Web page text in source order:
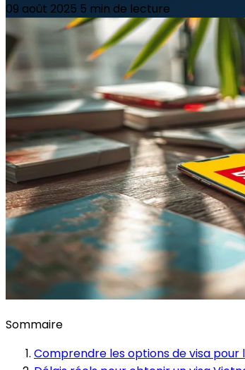
09 août 2025 5 min de lecture
Sommaire
Comprendre les options de visa pour